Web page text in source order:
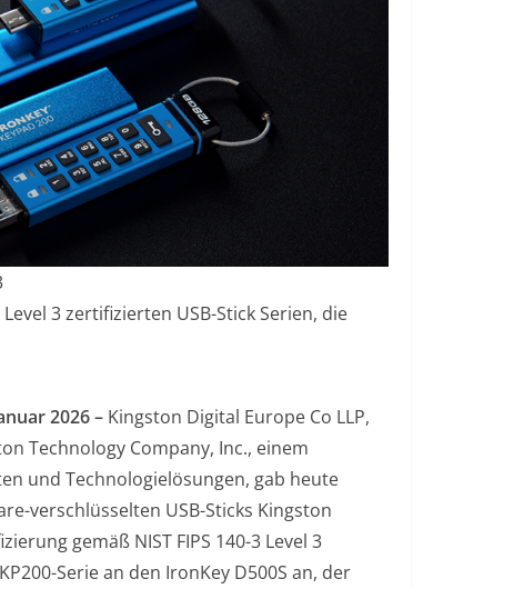
3 zertifizierten USB-Stick Serien, die
2026 – Kingston Digital Europe Co LLP,
Technology Company, Inc., einem
und Technologielösungen, gab heute
verschlüsselten USB-Sticks Kingston
gemäß NIST FIPS 140-3 Level 3
Serie an den IronKey D500S an, der